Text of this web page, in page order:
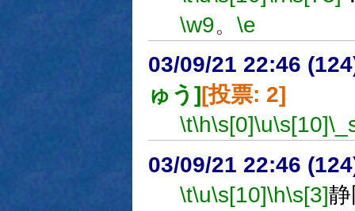
\w9。 \e
03/09/21 22:46
ゅう] [投票: 2]
\t\h\s[0]\u\s[10]
03/09/21 22:46
\t\u\s[10]\h\s[3]